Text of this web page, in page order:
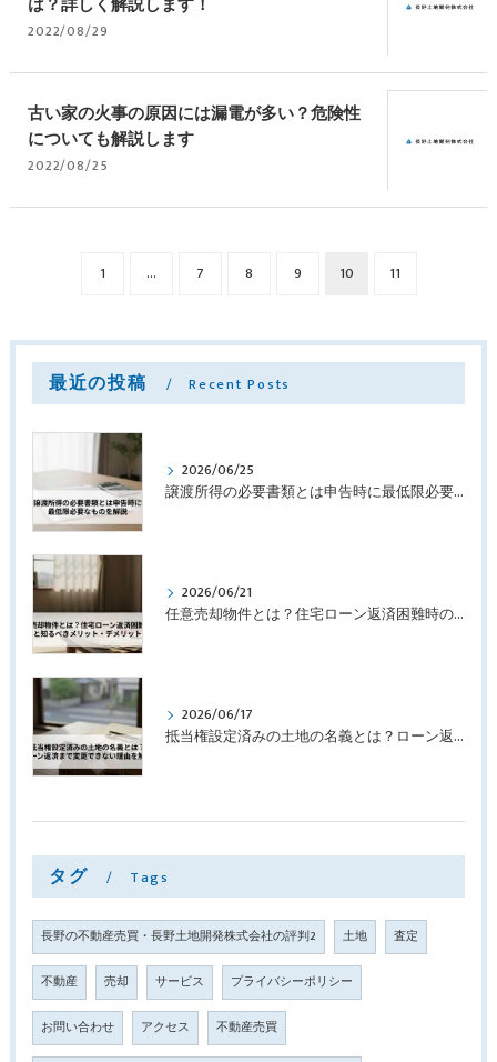
2022/08/29
古い家の火事の原因には漏電が多い？危険性
についても解説します
2022/08/25
1 ... 7 8 9 10 11
最近の投稿 Recent Posts
2026/06/25
譲渡所得の必要書類とは申告時に最低限必要なものを解説
2026/06/21
任意売却物件とは？住宅ローン返済困難時の選択肢と知るべきメリット・デメリットを解説
2026/06/17
抵当権設定済みの土地の名義とは？ローン返済まで変更できない理由を解説
タグ Tags
長野の不動産売買・長野土地開発株式会社の評判2 土地 査定
不動産 売却 サービス プライバシーポリシー
お問い合わせ アクセス 不動産売買